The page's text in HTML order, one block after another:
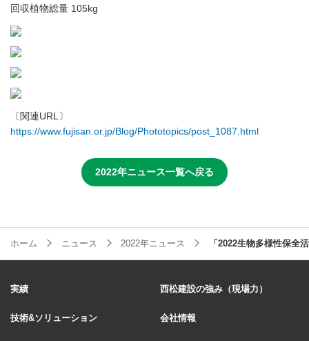
回収植物総量 105kg
〔関連URL〕
https://www.fujisan.or.jp/Blog/Phototopics/post_1087.html
2022年ニュース一覧へ戻る
ホーム ニュース 2022年ニュース 「2022生物多様性保全
実績 西松建設の強み（現場力）
技術&ソリューション 会社情報